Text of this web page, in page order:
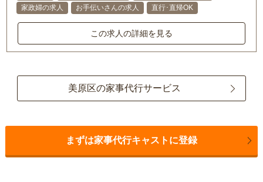
家政婦の求人
お手伝いさんの求人 直行･直帰OK
この求人の詳細を見る
美原区の家事代行サービス
まずは家事代行キャストに登録